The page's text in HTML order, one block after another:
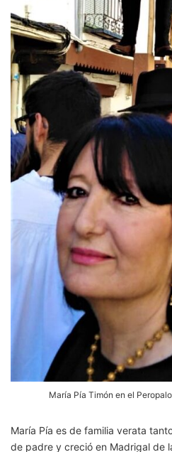
María Pía Timón en el
María Pía es de familia verata
de padre y creció en Madrigal de